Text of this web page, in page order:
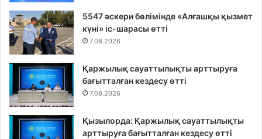
5547 әскери бөлімінде «Алғашқы қызмет
күні» іс-шарасы өтті
7.08.2026
Қаржылық сауаттылықты арттыруға
бағытталған кездесу өтті
7.08.2026
Қызылорда: Қаржылық сауаттылықты
арттыруға бағытталған кездесу өтті